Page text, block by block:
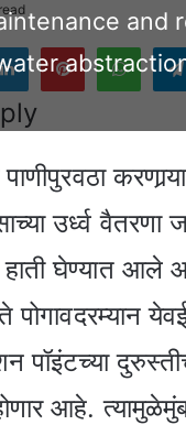
LinkedIn
and
उर्ध्व वैतरणा
घेण्यात आले
पोगावदरम्यान
पॉइंटच्या
आहे.